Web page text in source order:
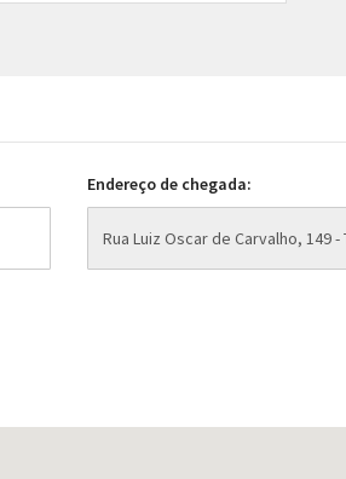
Endereço de chegada: